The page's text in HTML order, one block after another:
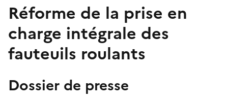
Réforme de la prise en
charge intégrale des
fauteuils roulants
Dossier de presse